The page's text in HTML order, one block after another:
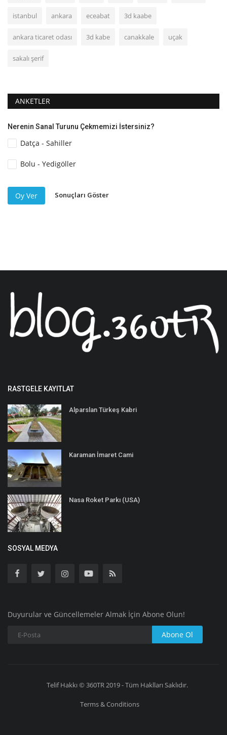
istanbul ankara eceabat 3d kaabe
ankara ticaret odası 3d kabe canakkale uçak
sakalı şerif
ANKETLER
Nerenin Sanal Turunu Çekmemizi İstersiniz?
Datça - Sahiller
Bolu - Yedigöller
Oy Ver Sonuçları Göster
RASTGELE KAYITLAT
Alparslan Türkeş Kabri
Karaman İmaret Cami
Nasa Roket Parkı (USA)
SOSYAL MEDYA
Duyurular ve Güncellemeler Almak İçin Abone Olun!
Abone Ol
Telif Hakkı © 360TR 2019 - Tüm Haklları Saklıdır.
Terms & Conditions